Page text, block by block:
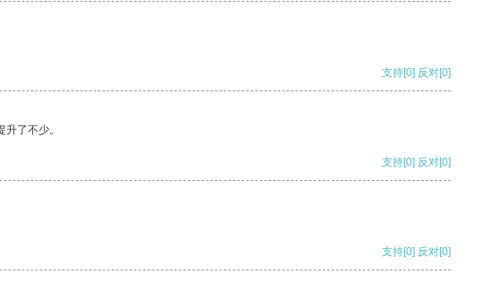
支持[0] 反对[0]
了不少。
支持[0] 反对[0]
支持[0] 反对[0]